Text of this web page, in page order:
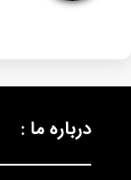
درباره ما :